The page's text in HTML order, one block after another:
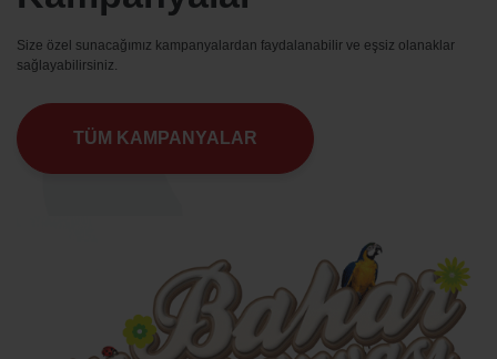
Size özel sunacağımız kampanyalardan faydalanabilir ve eşsiz olanaklar
sağlayabilirsiniz.
TÜM KAMPANYALAR